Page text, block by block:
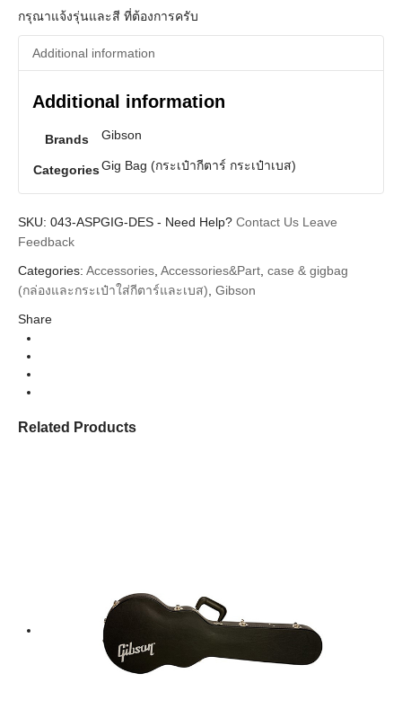
กรุณาแจ้งรุ่นและสี ที่ต้องการครับ
Additional information
Additional information
Brands Gibson
CategoriesGig Bag (กระเป๋ากีตาร์ กระเป๋าเบส)
SKU: 043-ASPGIG-DES - Need Help? Contact Us Leave
Feedback
Categories: Accessories, Accessories&Part, case & gigbag
(กล่องและกระเป๋าใส่กีตาร์และเบส), Gibson
Share
Related Products